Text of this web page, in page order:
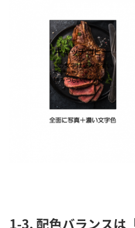
1-3. 配色バランスは